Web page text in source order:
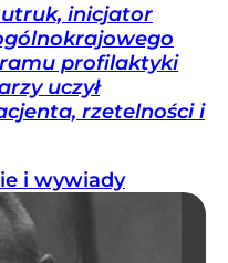
inicjator
profilaktyki
uczył
rzetelności i
i wywiady